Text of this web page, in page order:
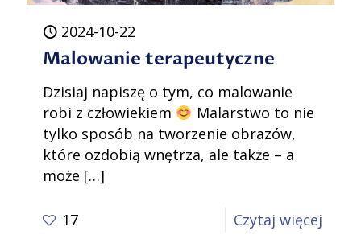
2024-10-22
Malowanie terapeutyczne
Dzisiaj napiszę o tym, co malowanie
robi z człowiekiem
Malarstwo to nie
tylko sposób na tworzenie obrazów,
które ozdobią wnętrza, ale także – a
może […]
17 Czytaj więcej